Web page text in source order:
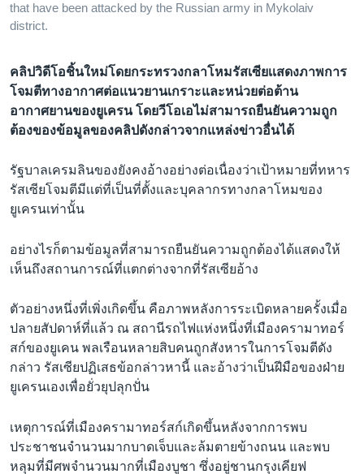
that have been attacked by the Russian army in Mykolaiv
district.
คลิปวิดีโอชิ้นใหม่โดยกระทรวงกลาโหมรัสเซียเเสดงภาพการ
โจมตีทางอากาศต่อเเนวยานเกราะและหน่วยต่อต้าน
อากาศยานของยูเครน โดยวีโอเอไม่สามารถยืนยันความถูก
ต้องของข้อมูลของคลิปดังกล่าวจากแหล่งข่าวอื่นได้
รัฐบาลเครมลินของยังคงอ้างอย่างต่อเนื่องว่าเป้าหมายที่ทหาร
รัสเซียโจมตีมีเเต่ที่เป็นที่ตั้งและบุคลากรทางกลาโหมของ
ยูเครนเท่านั้น
อย่างไรก็ตามข้อมูลที่สามารถยืนยันความถูกต้องได้แสดงให้
เห็นถึงสถานการณ์ที่เเตกต่างจากที่รัสเซียอ้าง
ตัวอย่างหนึ่งที่เพิ่งเกิดขึ้น คือภาพหลังการระเบิดหลายครั้งเมื่อ
ปลายสัปดาห์ที่เเล้ว ณ สถานีรถไฟแห่งหนึ่งที่เมืองครามาทอร์
สก์ของยูเคน พลเรือนหลายสิบคนถูกสังหารในการโจมตีดัง
กล่าว รัสเซียปฏิเสธข้อกล่าวหานี้ และอ้างว่าเป็นฝีมือของฝ่าย
ยูเครนเองเพื่อยั่วยุปลุกปั่น
เหตุการณ์ที่เมืองครามาทอร์สก์เกิดขึ้นหลังจากการพบ
ประชาชนจำนวนมากบาดเจ็บและล้มตายข้างถนน และพบ
หลุมที่มีศพจำนวนมากที่เมืองบูชา ซึ่งอยู่ชานกรุงเคียฟ